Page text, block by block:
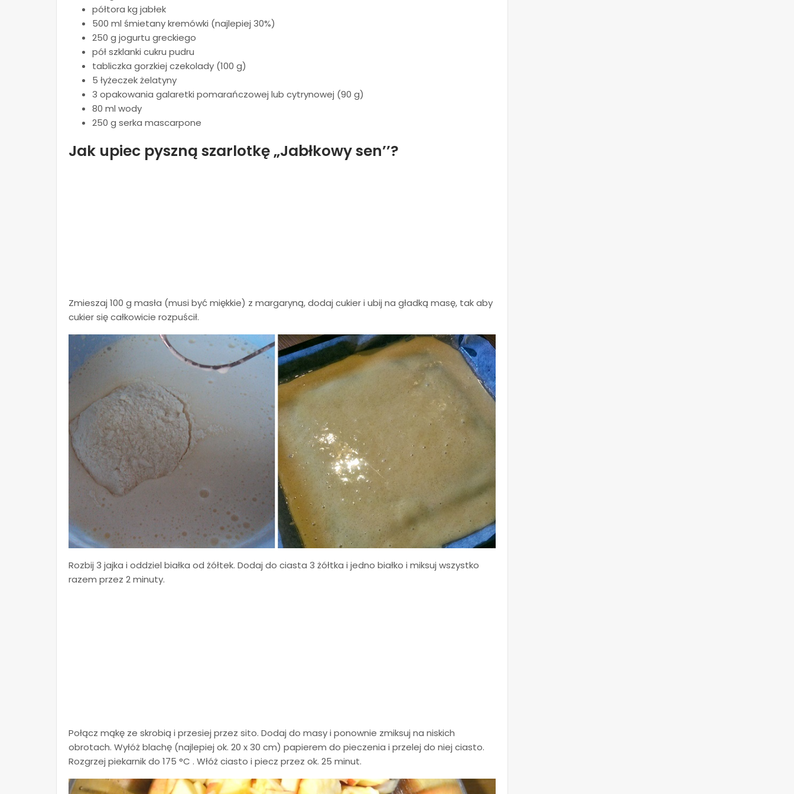
półtora kg jabłek
500 ml śmietany kremówki (najlepiej 30%)
250 g jogurtu greckiego
pół szklanki cukru pudru
tabliczka gorzkiej czekolady (100 g)
5 łyżeczek żelatyny
3 opakowania galaretki pomarańczowej lub cytrynowej (90 g)
80 ml wody
250 g serka mascarpone
Jak upiec pyszną szarlotkę „Jabłkowy sen’’?
Zmieszaj 100 g masła (musi być miękkie) z margaryną, dodaj cukier i ubij na gładką masę, tak aby
cukier się całkowicie rozpuścił.
Rozbij 3 jajka i oddziel białka od żółtek. Dodaj do ciasta 3 żółtka i jedno białko i miksuj wszystko
razem przez 2 minuty.
Połącz mąkę ze skrobią i przesiej przez sito. Dodaj do masy i ponownie zmiksuj na niskich
obrotach. Wyłóż blachę (najlepiej ok. 20 x 30 cm) papierem do pieczenia i przelej do niej ciasto.
Rozgrzej piekarnik do 175 °C . Włóż ciasto i piecz przez ok. 25 minut.